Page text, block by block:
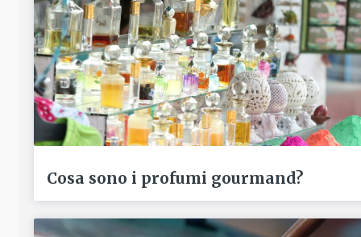
Cosa sono i profumi gourmand?